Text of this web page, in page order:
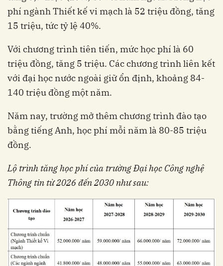
phí ngành Thiết kế vi mạch là 52 triệu đồng, tăng
15 triệu, tức tỷ lệ 40%.
Với chương trình tiên tiến, mức học phí là 60
triệu đồng, tăng 5 triệu. Các chương trình liên kết
với đại học nước ngoài giữ ổn định, khoảng 84-
140 triệu đồng một năm.
Năm nay, trường mở thêm chương trình đào tạo
bằng tiếng Anh, học phí mỗi năm là 80-85 triệu
đồng.
Lộ trình tăng học phí của trường Đại học Công nghệ
Thông tin từ 2026 đến 2030 như sau: